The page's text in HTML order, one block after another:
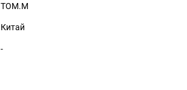
TOM.M
Китай
-